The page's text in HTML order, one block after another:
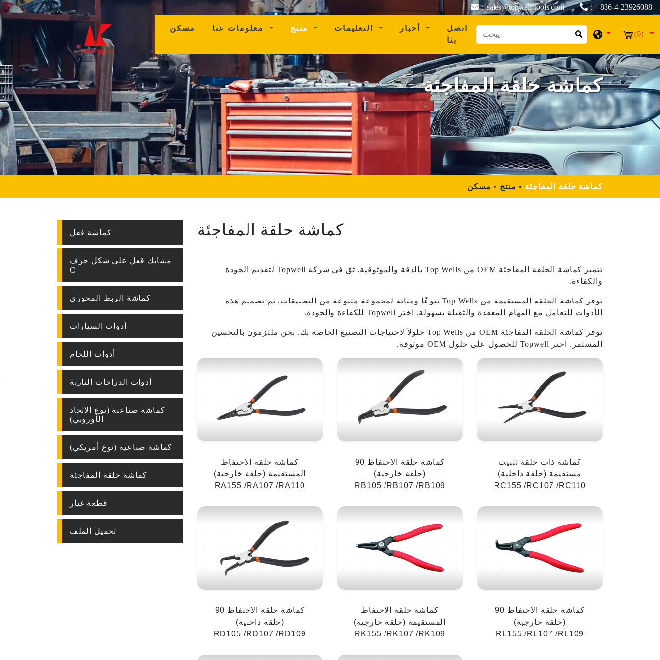
：sales@topwell-tools.com ：+886-4-23926088
مسكن (current)
اتصل
بنا
(0)
كماشة حلقة المفاجئة
مسكن منتج كماشة حلقة المفاجئة
كماشة قفل
مشابك قفل على شكل حرف
C
كماشة الربط المحوري
أدوات السيارات
أدوات اللحام
أدوات الدراجات النارية
كماشة صناعية (نوع الاتحاد
الأوروبي)
كماشة صناعية (نوع أمريكي)
كماشة حلقة المفاجئة
قطعة غيار
تحميل الملف
كماشة حلقة المفاجئة
تتميز كماشة الحلقة المفاجئة OEM من Top Wells بالدقة والموثوقية. ثق في شركة Topwell لتقديم الجودة
والكفاءة.
توفر كماشة الحلقة المستقيمة من Top Wells تنوعًا ومتانة لمجموعة متنوعة من التطبيقات. تم تصميم هذه
الأدوات للتعامل مع المهام المعقدة والثقيلة بسهولة. اختر Topwell للكفاءة والجودة.
توفر كماشة الحلقة المفاجئة OEM من Top Wells حلولاً لاحتياجات التصنيع الخاصة بك. نحن ملتزمون بالتحسين
المستمر. اختر Topwell للحصول على حلول OEM موثوقة.
كماشة حلقة الاحتفاظ
المستقيمة (حلقة خارجية)
RA155 /RA107 /RA110
كماشة حلقة الاحتفاظ 90
(حلقة خارجية)
RB105 /RB107 /RB109
كماشة ذات حلقة تثبيت
مستقيمة (حلقة داخلية)
RC155 /RC107 /RC110
كماشة حلقة الاحتفاظ 90
(حلقة داخلية)
RD105 /RD107 /RD109
كماشة حلقة الاحتفاظ
المستقيمة (حلقة خارجية)
RK155 /RK107 /RK109
كماشة حلقة الاحتفاظ 90
(حلقة خارجية)
RL155 /RL107 /RL109